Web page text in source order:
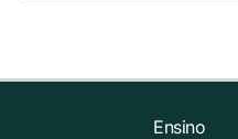
Ensino